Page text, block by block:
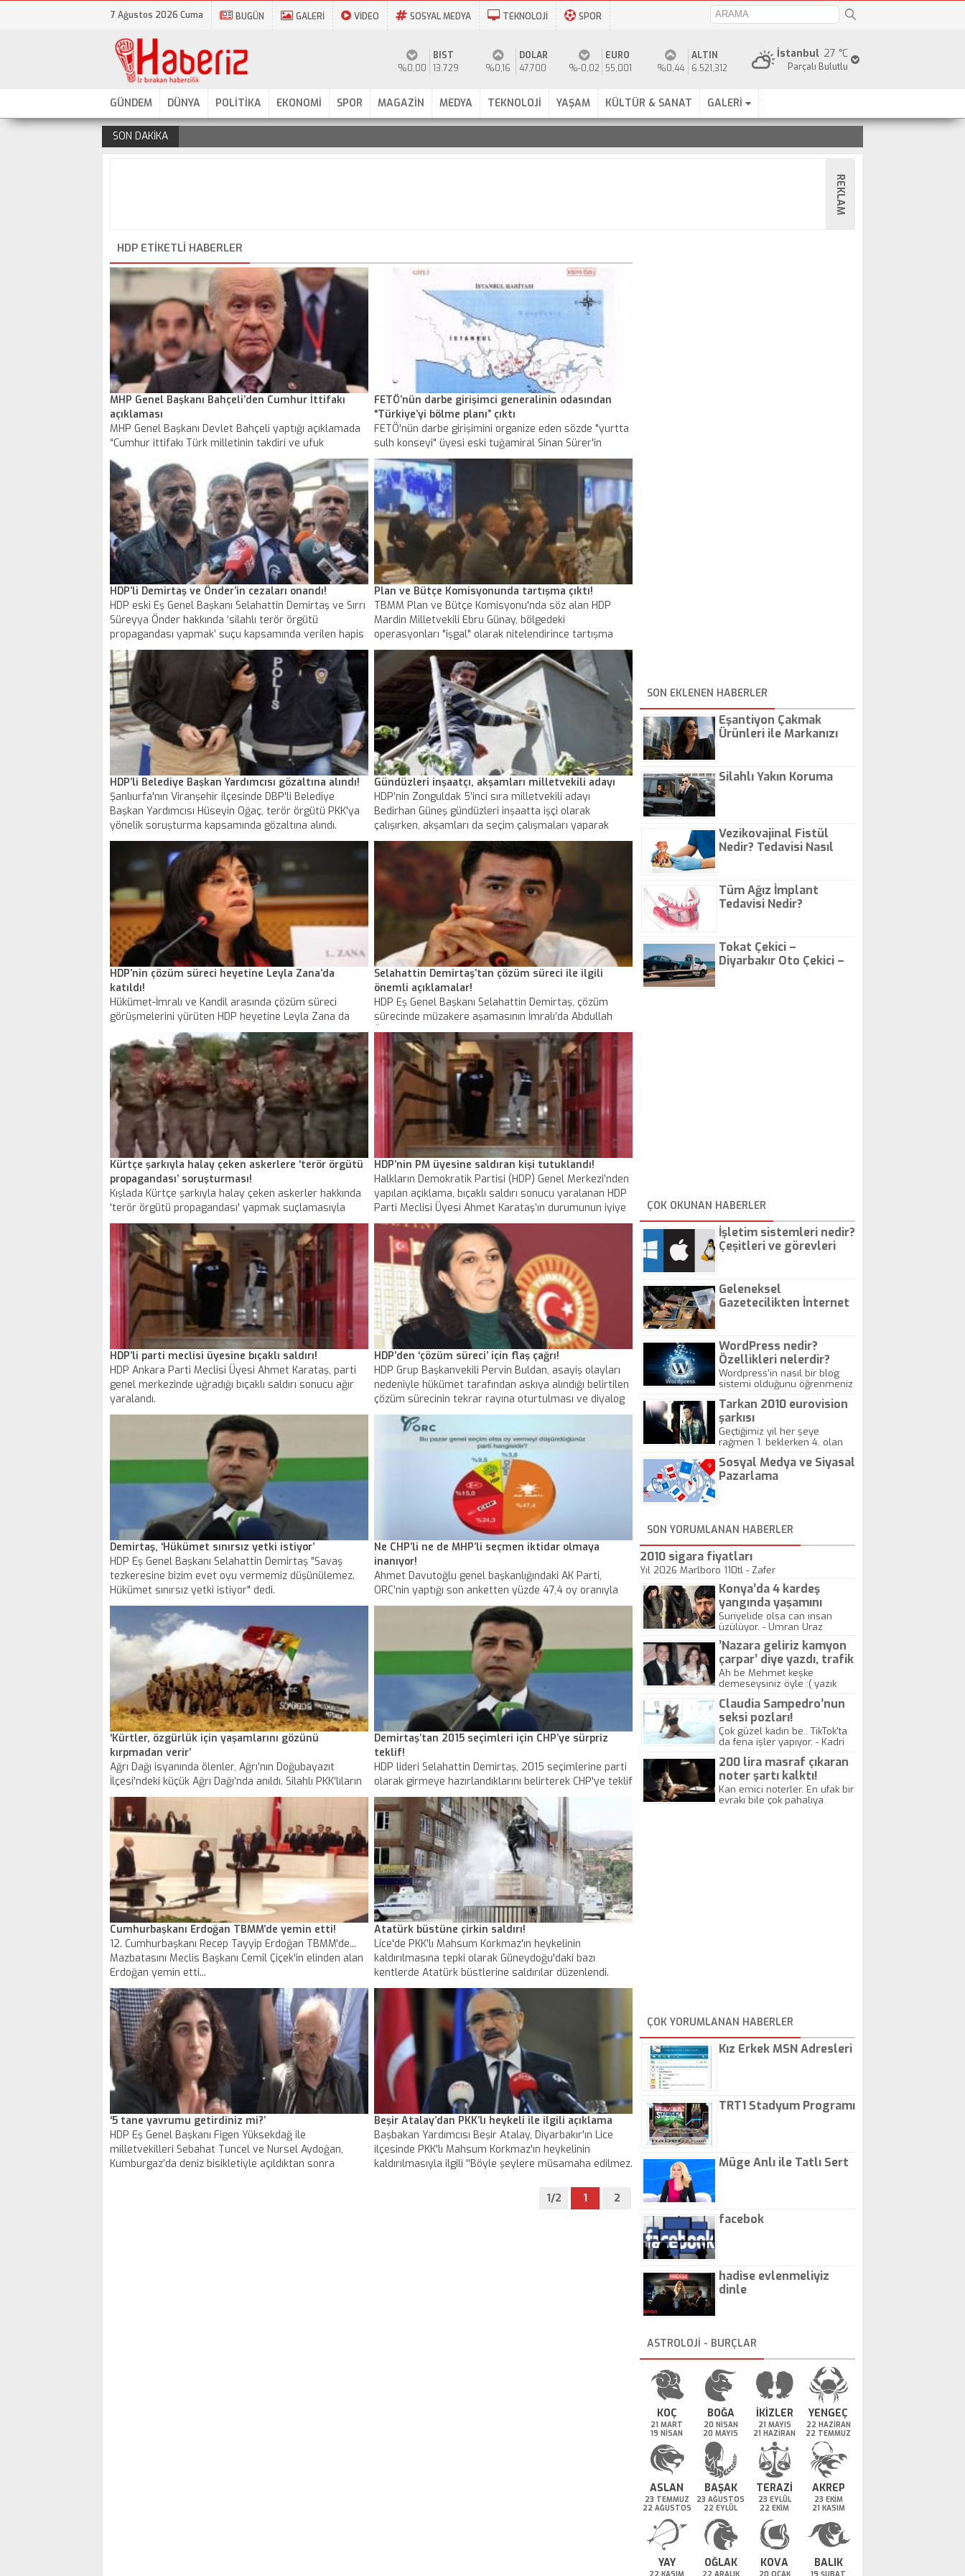
7 Ağustos 2026 Cuma BUGÜN GALERİ VİDEO SOSYAL MEDYA TEKNOLOJİ SPOR
27 °C
İstanbul
Parçalı Bulutlu
%0,00
BIST
13.729
%0,16
DOLAR
47,700
%-0,02
EURO
55,001
%0,44
ALTIN
6.521,312
GÜNDEM DÜNYA POLİTİKA EKONOMİ SPOR MAGAZİN MEDYA TEKNOLOJİ YAŞAM KÜLTÜR & SANAT GALERİ
SON DAKİKA
REKLAM
HDP ETIKETLI HABERLER
MHP Genel Başkanı Bahçeli’den Cumhur İttifakı
açıklaması
MHP Genel Başkanı Devlet Bahçeli yaptığı açıklamada
“Cumhur ittifakı Türk milletinin takdiri ve ufuk
bayrağıdır. Cumhur İttifakı çevresinde vızır vızır fitne
kazısı yapanlara hem sırtımız dönük hem de kapımız
örtüktür. Karar ve kanaatimiz odur ki, Cumhur İttiakı'na
özenle ve önemle sahip çıkılmalı” dedi.
FETÖ’nün darbe girişimci generalinin odasından
“Türkiye’yi bölme planı” çıktı
FETÖ'nün darbe girişimini organize eden sözde "yurtta
sulh konseyi" üyesi eski tuğamiral Sinan Sürer'in
Genelkurmay'daki odasında ele geçirilen "gizli kişiye
özel" antetli 19 sayfadan oluşan dokümanda, Türkiye'yi
iç savaşa sürekleyecek ve bölünmesine neden olacak
plan tespit edildi.
HDP’li Demirtaş ve Önder’in cezaları onandı!
HDP eski Eş Genel Başkanı Selahattin Demirtaş ve Sırrı
Süreyya Önder hakkında ‘silahlı terör örgütü
propagandası yapmak’ suçu kapsamında verilen hapis
cezaları İstanbul Bölge Adliye Mahkemesi İkinci Ceza
Dairesi’nce onandı.
Plan ve Bütçe Komisyonunda tartışma çıktı!
TBMM Plan ve Bütçe Komisyonu'nda söz alan HDP
Mardin Milletvekili Ebru Günay, bölgedeki
operasyonları "işgal" olarak nitelendirince tartışma
çıktı.
HDP’li Belediye Başkan Yardımcısı gözaltına alındı!
Şanlıurfa'nın Viranşehir ilçesinde DBP'li Belediye
Başkan Yardımcısı Hüseyin Oğaç, terör örgütü PKK'ya
yönelik soruşturma kapsamında gözaltına alındı.
Gündüzleri inşaatçı, akşamları milletvekili adayı
HDP’nin Zonguldak 5’inci sıra milletvekili adayı
Bedirhan Güneş gündüzleri inşaatta işçi olarak
çalışırken, akşamları da seçim çalışmaları yaparak
partisi ve kendisi için oy istiyor. Güneş, seçim
çalışmalarını ’Bitirmem gereken bir inşaat, yıkmamız
gereken bir baraj var’ sloganıyla sürdürüyor.
HDP’nin çözüm süreci heyetine Leyla Zana’da
katıldı!
Hükümet-İmralı ve Kandil arasında çözüm süreci
görüşmelerini yürüten HDP heyetine Leyla Zana da
katılıyor. Zana'nın katılımını isteyen isim ise Abdullah
Öcalan.'
Selahattin Demirtaş’tan çözüm süreci ile ilgili
önemli açıklamalar!
HDP Eş Genel Başkanı Selahattin Demirtaş, çözüm
sürecinde müzakere aşamasının İmralı’da Abdullah
Öcalan, devlet heyeti, HDP İmralı heyeti ve “tanıklık
heyeti” olarak da nitelendirilebilecek “izleme
kurulu”nun katılımıyla 20-30 kişilik geniş ve kapsamlı
heyetin aynı anda oturacağı bir masada yürütüleceğini
ve ilk aşamada Kandil’in masada olmayacağını açıkladı.
Kürtçe şarkıyla halay çeken askerlere ‘terör örgütü
propagandası’ soruşturması!
Kışlada Kürtçe şarkıyla halay çeken askerler hakkında
'terör örgütü propagandası' yapmak suçlamasıyla
soruşturma başlatıldı.
HDP’nin PM üyesine saldıran kişi tutuklandı!
Halkların Demokratik Partisi (HDP) Genel Merkezi’nden
yapılan açıklama, bıçaklı saldırı sonucu yaralanan HDP
Parti Meclisi Üyesi Ahmet Karataş’ın durumunun iyiye
doğru gittiği bildirildi.
HDP’li parti meclisi üyesine bıçaklı saldırı!
HDP Ankara Parti Meclisi Üyesi Ahmet Karataş, parti
genel merkezinde uğradığı bıçaklı saldırı sonucu ağır
yaralandı.
HDP’den ‘çözüm süreci’ için flaş çağrı!
HDP Grup Başkanvekili Pervin Buldan, asayiş olayları
nedeniyle hükümet tarafından askıya alındığı belirtilen
çözüm sürecinin tekrar rayına oturtulması ve diyalog
kanallarının açılması için yarın hükümete bir çağrı
yapacaklarını söyledi. Buldan, "Çağrıya kulak verilirse
ve görüşmeler başlarsa tabi ki İmralı’ya gitmek için
Adalet Bakanlığına başvurumuzu yapacağız"dedi.
Demirtaş, ‘Hükümet sınırsız yetki istiyor’
HDP Eş Genel Başkanı Selahattin Demirtaş "Savaş
tezkeresine bizim evet oyu vermemiz düşünülemez.
Hükümet sınırsız yetki istiyor" dedi.
Ne CHP’li ne de MHP’li seçmen iktidar olmaya
inanıyor!
Ahmet Davutoğlu genel başkanlığındaki AK Parti,
ORC’nin yaptığı son anketten yüzde 47,4 oy oranıyla
çıktı.
‘Kürtler, özgürlük için yaşamlarını gözünü
kırpmadan verir’
Ağrı Dağı isyanında ölenler, Ağrı’nın Doğubayazıt
İlçesi’ndeki küçük Ağrı Dağı’nda anıldı. Silahlı PKK’lıların
da katıldığı anma programında konuşan HDP Bitlis
Milletvekili Hüsamettin Zenderlioğlu, "Artık Kürtler
uyandı. Boşuna çırpınmayın. Kürtler, özgürlük için
yaşamlarını gözünü kırpmadan verir" dedi.
Demirtaş’tan 2015 seçimleri için CHP’ye sürpriz
teklif!
HDP lideri Selahattin Demirtaş, 2015 seçimlerine parti
olarak girmeye hazırlandıklarını belirterek CHP'ye teklif
sundu.
Cumhurbaşkanı Erdoğan TBMM’de yemin etti!
12. Cumhurbaşkanı Recep Tayyip Erdoğan TBMM'de...
Mazbatasını Meclis Başkanı Cemil Çiçek'in elinden alan
Erdoğan yemin etti...
Atatürk büstüne çirkin saldırı!
Lice'de PKK'lı Mahsum Korkmaz'ın heykelinin
kaldırılmasına tepki olarak Güneydoğu'daki bazı
kentlerde Atatürk büstlerine saldırılar düzenlendi.
Hakkari'de polis Atatürk büstünün etrafında zırhlı
araçlarla güvenlik koridoru oluşturdu.
‘5 tane yavrumu getirdiniz mi?’
HDP Eş Genel Başkanı Figen Yüksekdağ ile
milletvekilleri Sebahat Tuncel ve Nursel Aydoğan,
Kumburgaz’da deniz bisikletiyle açıldıktan sonra
Beşir Atalay’dan PKK’lı heykeli ile ilgili açıklama
Başbakan Yardımcısı Beşir Atalay, Diyarbakır'ın Lice
ilçesinde PKK'lı Mahsum Korkmaz'ın heykelinin
kaldırılmasıyla ilgili ''Böyle şeylere müsamaha edilmez.
gereken yapıldı, yapılır. Sürece provokasyondur'' dedi.
1/2 1 2
SON EKLENEN HABERLER
Eşantiyon Çakmak
Ürünleri ile Markanızı
Silahlı Yakın Koruma
Vezikovajinal Fistül
Nedir? Tedavisi Nasıl
Tüm Ağız İmplant
Tedavisi Nedir?
Tokat Çekici –
Diyarbakır Oto Çekici –
ÇOK OKUNAN HABERLER
İşletim sistemleri nedir?
Çeşitleri ve görevleri
Geleneksel
Gazetecilikten İnternet
WordPress nedir?
Özellikleri nelerdir?
Wordpress'in nasıl bir blog
sistemi olduğunu öğrenmeniz
Tarkan 2010 eurovision
şarkısı
Geçtiğimiz yıl her şeye
rağmen 1. beklerken 4. olan
gösterisinin bu yarışmada
önemli olmadığını anlamıştır.
Sosyal Medya ve Siyasal
Pazarlama
SON YORUMLANAN HABERLER
2010 sigara fiyatları
Yıl 2026 Marlboro 110tl - Zafer
Konya’da 4 kardeş
yangında yaşamını
yitirdi
Suriyelide olsa can insan
üzülüyor. - Umran Uraz
’Nazara geliriz kamyon
çarpar’ diye yazdı, trafik
kazasında öldü!
Ah be Mehmet keşke
demeseysiniz öyle :( yazık
Claudia Sampedro’nun
seksi pozları!
Çok güzel kadın be.. TikTok'ta
da fena işler yapıyor. - Kadri
200 lira masraf çıkaran
noter şartı kalktı!
Kan emici noterler. En ufak bir
evrakı bile çok pahalıya
ÇOK YORUMLANAN HABERLER
Kız Erkek MSN Adresleri
TRT1 Stadyum Programı
Müge Anlı ile Tatlı Sert
facebok
hadise evlenmeliyiz
dinle
ASTROLOJİ - BURÇLAR
KOÇ
21 MART
19 NİSAN
BOĞA
20 NİSAN
20 MAYIS
İKİZLER
21 MAYIS
21 HAZİRAN
YENGEÇ
22 HAZİRAN
22 TEMMUZ
ASLAN
23 TEMMUZ
22 AĞUSTOS
BAŞAK
23 AĞUSTOS
22 EYLÜL
TERAZİ
23 EYLÜL
22 EKİM
AKREP
23 EKİM
21 KASIM
YAY OĞLAK KOVA BALIK